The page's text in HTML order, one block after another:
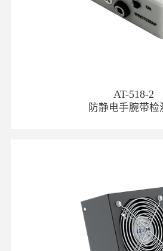
AT-518-2
防静电手腕带检